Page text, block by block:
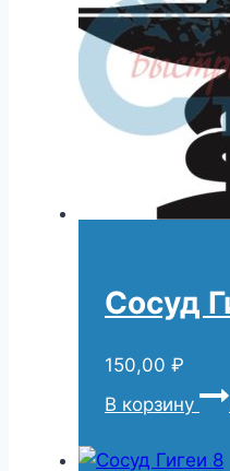
Сосуд
150,00 ₽
В корзину